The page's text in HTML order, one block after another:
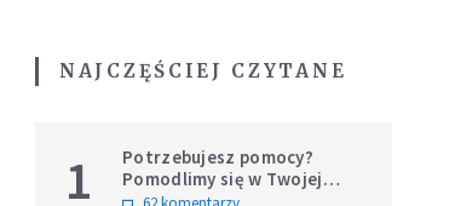
NAJCZĘŚCIEJ CZYTANE
1
Potrzebujesz pomocy?
Pomodlimy się w Twojej
intencji